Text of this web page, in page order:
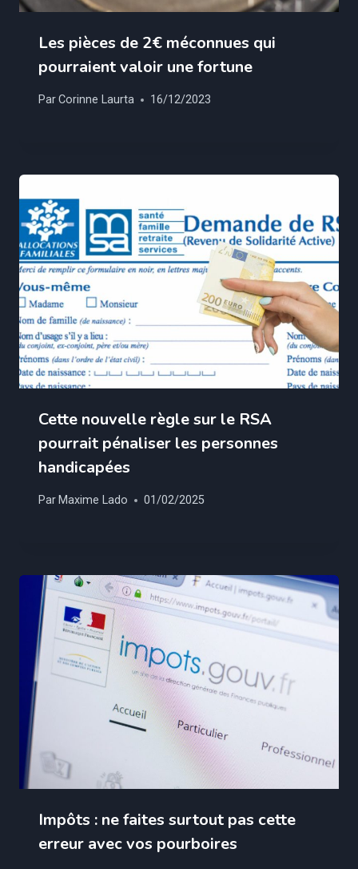
Les pièces de 2€ méconnues qui
pourraient valoir une fortune
ParCorinne Laurta 16/12/2023
Cette nouvelle règle sur le RSA
pourrait pénaliser les personnes
handicapées
Par Maxime Lado 01/02/2025
Impôts : ne faites surtout pas cette
erreur avec vos pourboires